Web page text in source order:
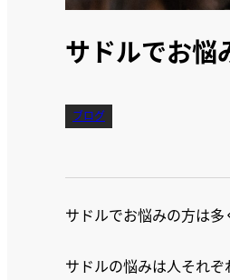
サドルでお悩
ブログ
サドルでお悩みの方は
サドルの悩みは人それぞ